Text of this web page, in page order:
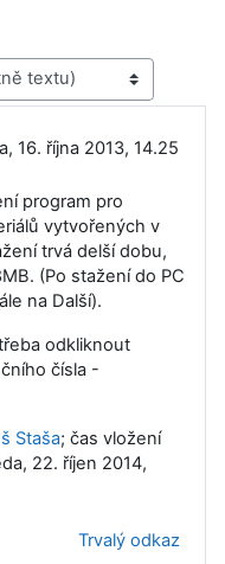
16. října 2013, 14.25
program pro
vytvořených v
trvá delší dobu,
(Po stažení do PC
na Další).
odkliknout
čísla -
Staša; čas vložení
22. říjen 2014,
Trvalý odkaz